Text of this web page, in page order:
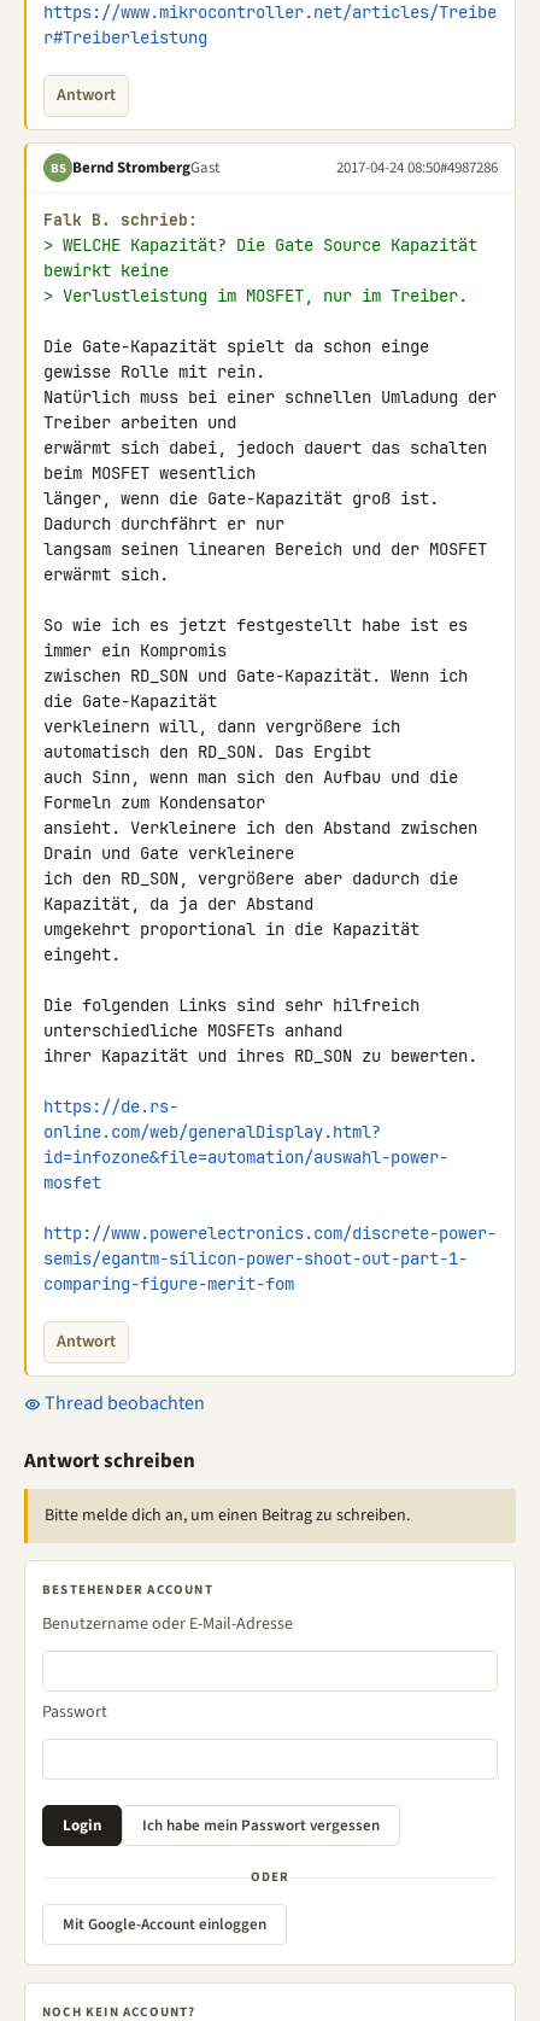
https://www.mikrocontroller.net/articles/Treibe
r#Treiberleistung
Antwort
BS Bernd StrombergGast 2017-04-24 08:50#4987286
Falk B. schrieb:
> WELCHE Kapazität? Die Gate Source Kapazität
bewirkt keine
> Verlustleistung im MOSFET, nur im Treiber.
Die Gate-Kapazität spielt da schon einge
gewisse Rolle mit rein.
Natürlich muss bei einer schnellen Umladung der
Treiber arbeiten und
erwärmt sich dabei, jedoch dauert das schalten
beim MOSFET wesentlich
länger, wenn die Gate-Kapazität groß ist.
Dadurch durchfährt er nur
langsam seinen linearen Bereich und der MOSFET
erwärmt sich.
So wie ich es jetzt festgestellt habe ist es
immer ein Kompromis
zwischen RD_SON und Gate-Kapazität. Wenn ich
die Gate-Kapazität
verkleinern will, dann vergrößere ich
automatisch den RD_SON. Das Ergibt
auch Sinn, wenn man sich den Aufbau und die
Formeln zum Kondensator
ansieht. Verkleinere ich den Abstand zwischen
Drain und Gate verkleinere
ich den RD_SON, vergrößere aber dadurch die
Kapazität, da ja der Abstand
umgekehrt proportional in die Kapazität
eingeht.
Die folgenden Links sind sehr hilfreich
unterschiedliche MOSFETs anhand
ihrer Kapazität und ihres RD_SON zu bewerten.
https://de.rs-
online.com/web/generalDisplay.html?
id=infozone&file=automation/auswahl-power-
mosfet
http://www.powerelectronics.com/discrete-power-
semis/egantm-silicon-power-shoot-out-part-1-
comparing-figure-merit-fom
Antwort
Thread beobachten
Antwort schreiben
Bitte melde dich an, um einen Beitrag zu schreiben.
BESTEHENDER ACCOUNT
Benutzername oder E-Mail-Adresse
Passwort
ODER
Mit Google-Account einloggen
NOCH KEIN ACCOUNT?